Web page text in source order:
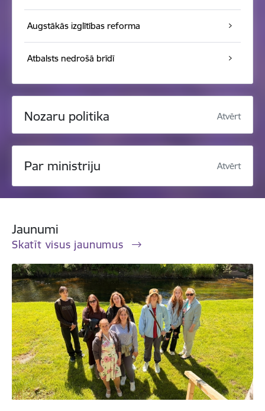
Augstākās izglītības reforma
Atbalsts nedrošā brīdī
Nozaru politika Atvērt
Par ministriju Atvērt
Jaunumi
Skatīt visus jaunumus